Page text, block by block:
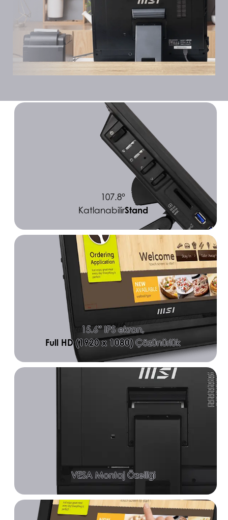
107.8°
KatlanabilirStand
15.6” IPS ekran,
Full HD (1920 x 1080)Çözünürlük
VESA Montaj Özelliği